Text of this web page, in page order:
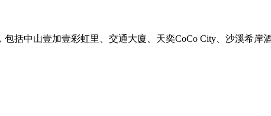
括中山壹加壹彩虹里、交通大廈、天奕CoCo City、沙溪希岸